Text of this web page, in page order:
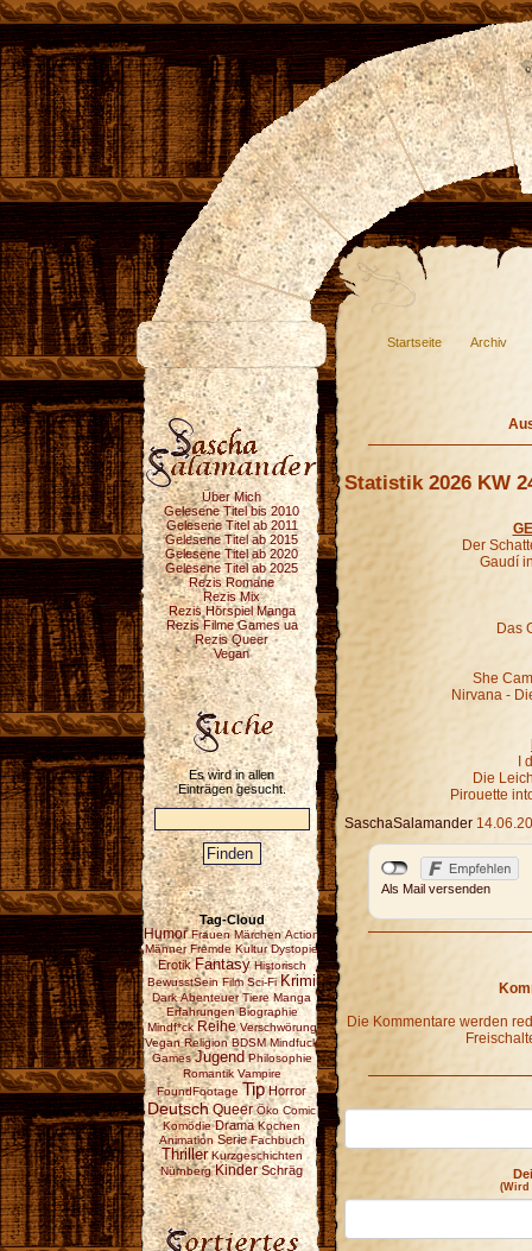
Startseite Archiv
Über Mich
Gelesene Titel bis 2010
Gelesene Titel ab 2011
Gelesene Titel ab 2015
Gelesene Titel ab 2020
Gelesene Titel ab 2025
Rezis Romane
Rezis Mix
Rezis Hörspiel Manga
Rezis Filme Games ua
Rezis Queer
Vegan
Es wird in allen
Einträgen gesucht.
Tag-Cloud
Humor Frauen Märchen Action
Männer Fremde Kultur Dystopie
Erotik Fantasy Historisch
BewusstSein Film Sci-Fi Krimi
Dark Abenteuer Tiere Manga
Erfahrungen Biographie
Mindf*ck Reihe Verschwörung
Vegan Religion BDSM Mindfuck
Games Jugend Philosophie
Romantik Vampire
FoundFootage Tip Horror
Deutsch Queer Öko Comic
Komödie Drama Kochen
Animation Serie Fachbuch
Thriller Kurzgeschichten
Nürnberg Kinder Schräg
Statistik 2026 KW
Der
Gaudí
Das
She
Nirvana -
I
Die
Pirouette
SaschaSalamander
Als Mail versenden
Die Kommentare werden
(Wird